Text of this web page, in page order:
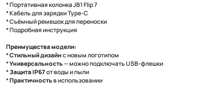
* Портативная колонка JB1 Flip 7
* Кабель для зарядки Type-C
* Съёмный ремешок для переноски
* Подробная инструкция
Преимущества модели:
*Стильный дизайнс новым логотипом
*Универсальность— можно подключать USB-флешки
*Защита IP67от воды и пыли
*Практичностьв использовании